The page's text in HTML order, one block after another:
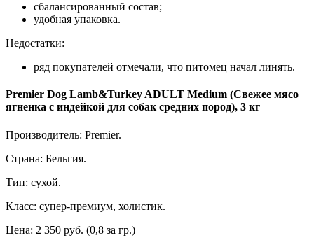
сбалансированный состав;
удобная упаковка.
Недостатки:
ряд покупателей отмечали, что питомец начал линять.
Premier Dog Lamb&Turkey ADULT Medium (Свежее мясо
ягненка с индейкой для собак средних пород), 3 кг
Производитель: Premier.
Страна: Бельгия.
Тип: сухой.
Класс: супер-премиум, холистик.
Цена: 2 350 руб. (0,8 за гр.)